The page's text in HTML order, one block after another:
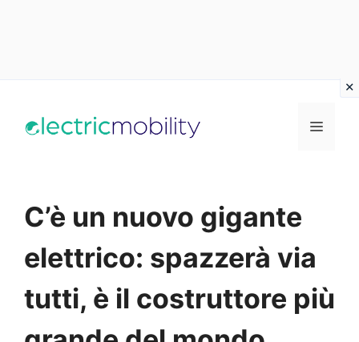
Menu
C’è un nuovo gigante
elettrico: spazzerà via
tutti, è il costruttore più